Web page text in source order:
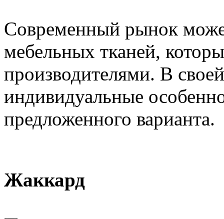
Современный рынок
мебельных тканей,
производителями. В
индивидуальные
предложенного варианта.
Жаккард